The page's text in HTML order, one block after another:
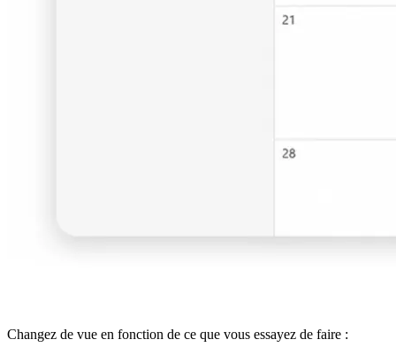
Changez de vue en fonction de ce que vous essayez de faire :